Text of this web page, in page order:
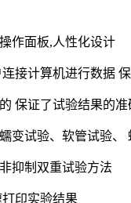
面板,人性化设计
计算机进行数据 保
证了试验结果的准
验、软管试验、
制双重试验方法
印实验结果